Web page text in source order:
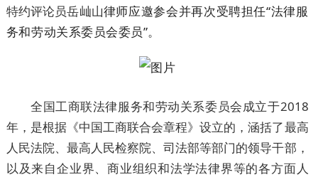
特约评论员岳屾山律师应邀参会并再次受聘担任“法律服
务和劳动关系委员会委员”。
全国工商联法律服务和劳动关系委员会成立于2018
年，是根据《中国工商联合会章程》设立的，涵括了最高
人民法院、最高人民检察院、司法部等部门的领导干部，
以及来自企业界、商业组织和法学法律界等的各方面人